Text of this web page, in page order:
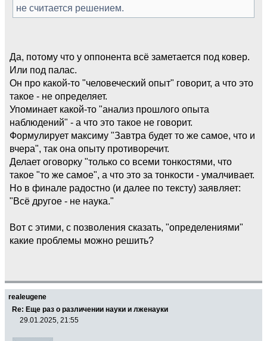
не считается решением.
Да, потому что у оппонента всё заметается под ковер.
Или под палас.
Он про какой-то "человеческий опыт" говорит, а что это
такое - не определяет.
Упоминает какой-то "анализ прошлого опыта
наблюдений" - а что это такое не говорит.
Формулирует максиму "Завтра будет то же самое, что и
вчера", так она опыту противоречит.
Делает оговорку "только со всеми тонкостями, что
такое "то же самое", а что это за тонкости - умалчивает.
Но в финале радостно (и далее по тексту) заявляет:
"Всё другое - не наука."
Вот с этими, с позволения сказать, "определениями"
какие проблемы можно решить?
realeugene
Re: Еще раз о различении науки и лженауки
29.01.2025, 21:55